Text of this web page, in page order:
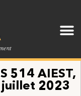
514 AIEST,
juillet 2023